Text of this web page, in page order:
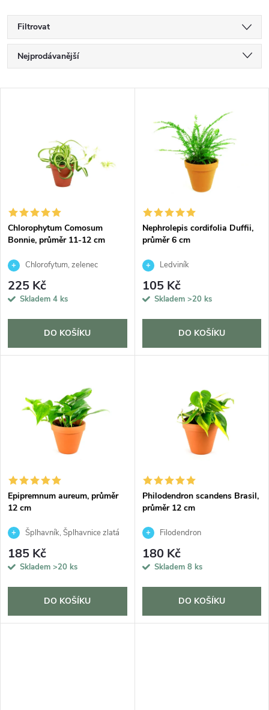
Filtrovat
Ř
a
í
p
r
o
d
u
Nejprodávanější
s
p
r
o
d
Chlorophytum Comosum
Bonnie, průměr 11-12 cm
Chlorofytum, zelenec
225 Kč
Skladem 4 ks
DO KOŠÍKU
Nephrolepis cordifolia Duffii,
průměr 6 cm
Ledviník
105 Kč
Skladem >20 ks
DO KOŠÍKU
Epipremnum aureum, průměr
12 cm
Šplhavník, Šplhavnice zlatá
185 Kč
Skladem >20 ks
DO KOŠÍKU
Philodendron scandens Brasil,
průměr 12 cm
Filodendron
180 Kč
Skladem 8 ks
DO KOŠÍKU